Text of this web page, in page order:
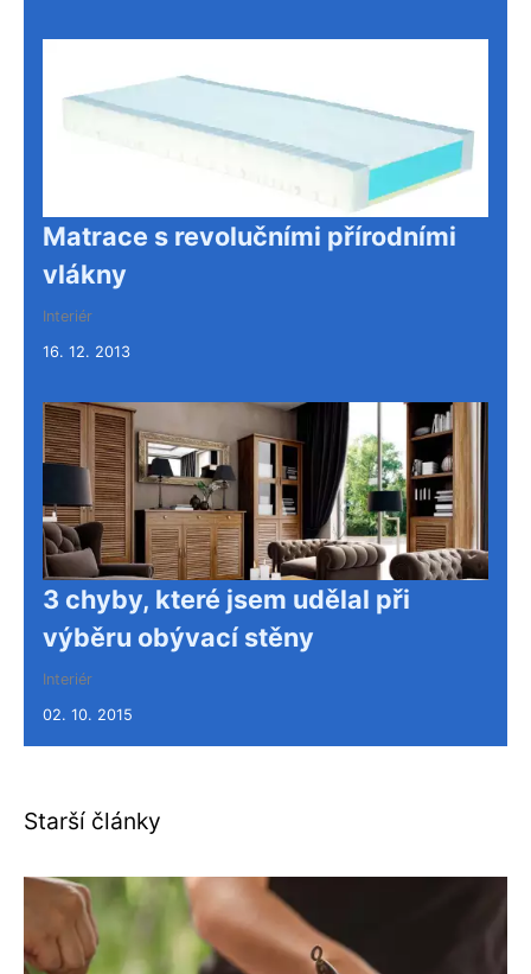
Matrace s revolučními přírodními
vlákny
Interiér
16. 12. 2013
3 chyby, které jsem udělal při
výběru obývací stěny
Interiér
02. 10. 2015
Starší články